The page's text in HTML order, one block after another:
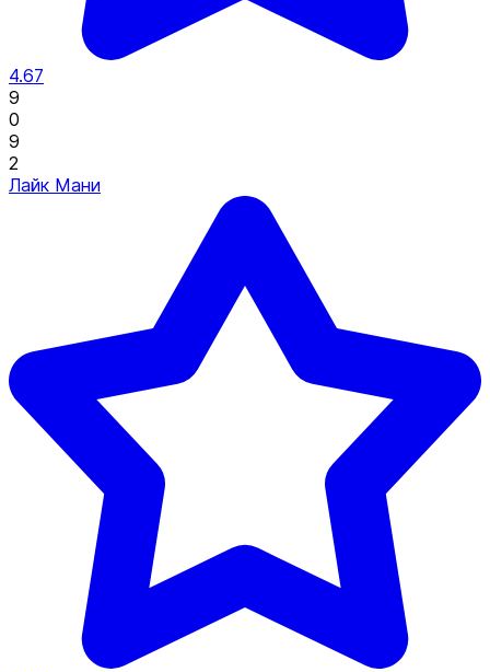
4.67
9
0
9
2
Лайк Мани